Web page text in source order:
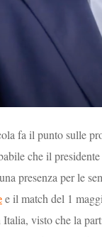
fa il punto sulle
che il presidente
presenza per le
e il match del 1
visto che la